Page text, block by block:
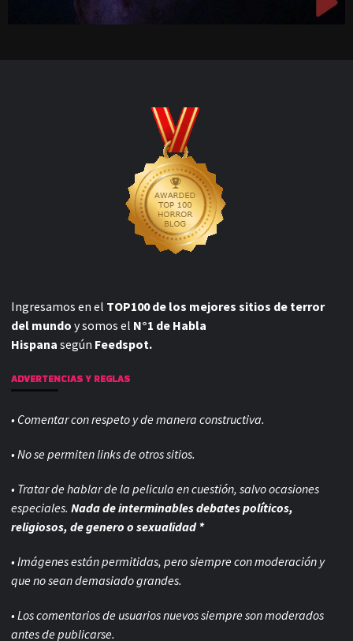
Ingresamos en el TOP100 de los mejores sitios de terror
del mundo y somos el N°1 de Habla
Hispana según Feedspot.
ADVERTENCIAS Y REGLAS
• Comentar con respeto y de manera constructiva.
• No se permiten links de otros sitios.
• Tratar de hablar de la pelicula en cuestión, salvo ocasiones
especiales. Nada de interminables debates políticos,
religiosos, de genero o sexualidad *
• Imágenes están permitidas, pero siempre conmoderación y
que no sean demasiado grandes.
• Los comentarios de usuarios nuevos siempre son moderados
antes de publicarse.